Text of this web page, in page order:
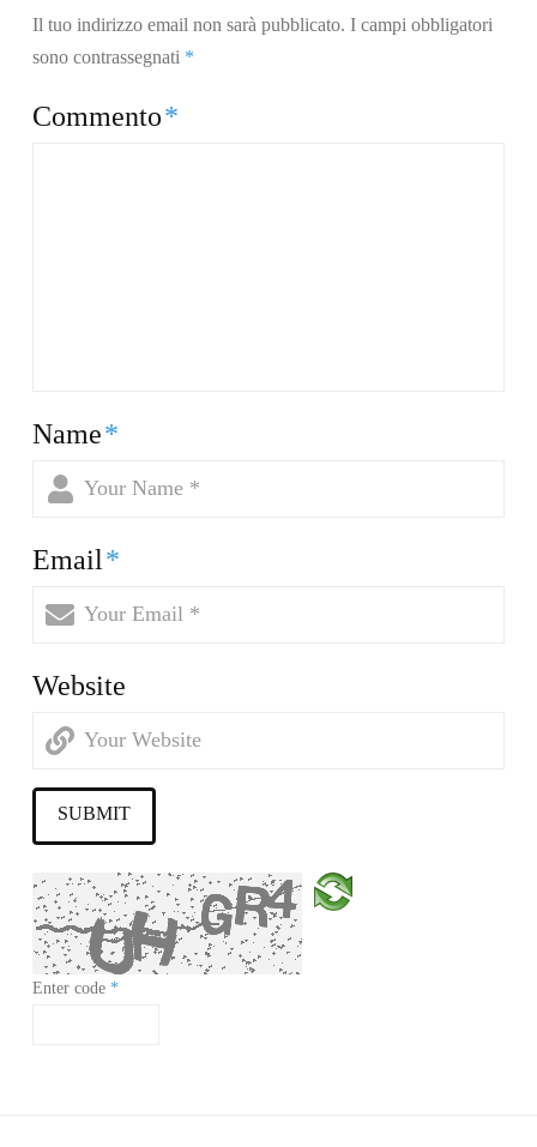
Il tuo indirizzo email non sarà pubblicato. I campi obbligatori
sono contrassegnati *
Commento*
Name*
Email*
Website
Enter code *